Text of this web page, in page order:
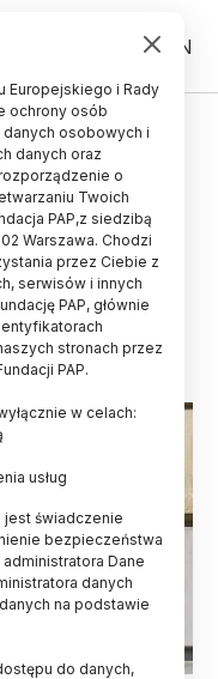
PL EN
do końca
Europejskiego i Rady
ochrony osób
osobowych i
danych oraz
o
Twoich
PAP,z siedzibą
Warszawa. Chodzi
przez Ciebie z
serwisów i innych
PAP, głównie
stronach przez
PAP.
w celach:
usług
jest świadczenie
bezpieczeństwa
Dane
danych
na podstawie
do danych,